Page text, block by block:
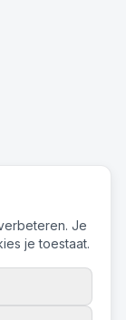
Je
je toestaat.